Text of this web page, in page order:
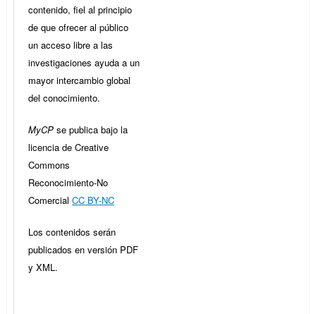
contenido, fiel al principio
de que ofrecer al público
un acceso libre a las
investigaciones ayuda a un
mayor intercambio global
del conocimiento.
MyCP se publica bajo la
licencia de Creative
Commons
Reconocimiento-No
Comercial CC BY-NC
Los contenidos serán
publicados en versión PDF
y XML.